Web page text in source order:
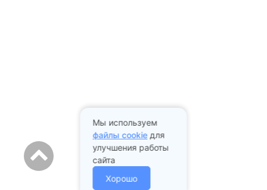
Мы используем
файлы cookieдля
улучшения работы
сайта
Хорошо